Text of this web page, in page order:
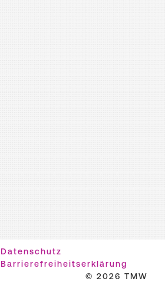
Datenschutz
Barrierefreiheitserklärung
© 2026 TMW